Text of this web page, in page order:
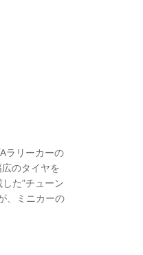
ラリーカーの
のタイヤを
た"チューン
、ミニカーの